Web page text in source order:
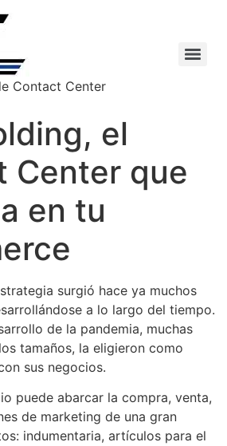
Contact Center
el
Center que
en tu
surgió hace ya muchos
a lo largo del tiempo.
de la pandemia, muchas
tamaños, la eligieron como
sus negocios.
puede abarcar la compra, venta,
de marketing de una gran
indumentaria, artículos para el